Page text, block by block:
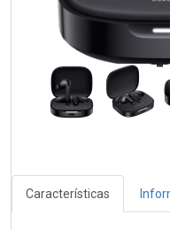
Características